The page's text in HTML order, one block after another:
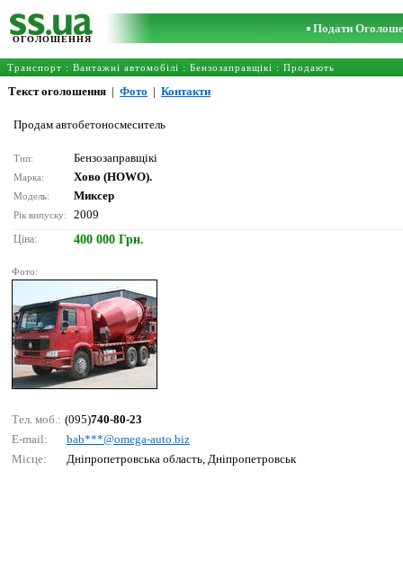
ОГОЛОШЕННЯ
Подати
Транспорт : Вантажні автомобілі : Бензозаправщікі : Продають
Текст оголошення | Фото | Контакти
Продам автобетоносмеситель
Тип: Бензозаправщікі
Марка: Хово (HOWO).
Модель: Миксер
Рік випуску: 2009
Ціна: 400 000 Грн.
Фото:
Тел. моб.: (095)740-80-23
E-mail:
bаb***@оmеgа-аutо.biz
Місце:
Дніпропетровська область, Дніпропетровськ